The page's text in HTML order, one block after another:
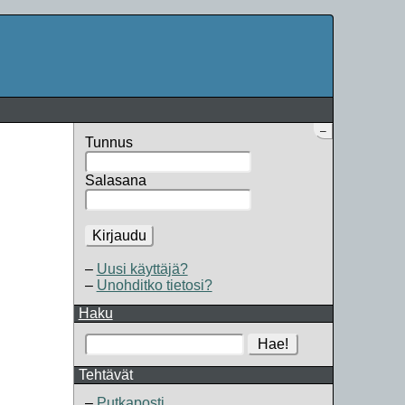
–
Tunnus
Salasana
Kirjaudu
Uusi käyttäjä?
Unohditko tietosi?
Haku
Hae!
Tehtävät